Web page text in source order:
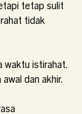
tetap sulit
tidak
waktu istirahat.
dan akhir.